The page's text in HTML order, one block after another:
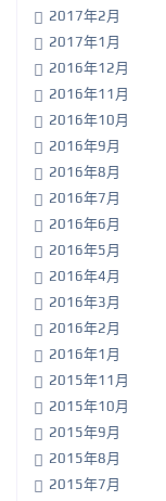
2017年2月
2017年1月
2016年12月
2016年11月
2016年10月
2016年9月
2016年8月
2016年7月
2016年6月
2016年5月
2016年4月
2016年3月
2016年2月
2016年1月
2015年11月
2015年10月
2015年9月
2015年8月
2015年7月